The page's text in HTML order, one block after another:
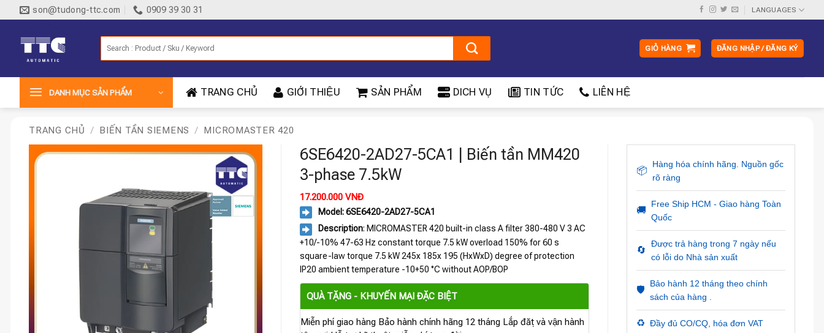
qua
son@tudong-ttc.com 0909 39 30 31 LANGUAGES
GIỎ HÀNG ĐĂNG NHẬP / ĐĂNG KÝ
DANH MỤC SẢN PHẨM TRANG CHỦ GIỚI THIỆU SẢN PHẨM DICH VỤ TIN TỨC LIÊN HỆ
TRANG CHỦ / BIẾN TẦN SIEMENS / MICROMASTER 420
6SE6420-2AD27-5CA1 | Biến tần MM420
3-phase 7.5kW
17.200.000 VNĐ
Model: 6SE6420-2AD27-5CA1
Description: MICROMASTER 420 built-in class A filter 380-480 V 3 AC
+10/-10% 47-63 Hz constant torque 7.5 kW overload 150% for 60 s
square-law torque 7.5 kW 245x 185x 195 (HxWxD) degree of protection
IP20 ambient temperature -10+50 °C without AOP/BOP
QUÀ TẶNG - KHUYẾN MẠI ĐẶC BIỆT
Miễn phí giao hàng Bảo hành chính hãng 12 tháng Lắp đặt và vận hành
📦
Hàng hóa chính hãng. Nguồn gốc
rõ ràng
🚚
Free Ship HCM - Giao hàng Toàn
Quốc
🔄
Được trả hàng trong 7 ngày nếu
có lỗi do Nhà sản xuất
🛡️
Bảo hành 12 tháng theo chính
sách của hàng .
♻️ Đầy đủ CO/CQ, hóa đơn VAT